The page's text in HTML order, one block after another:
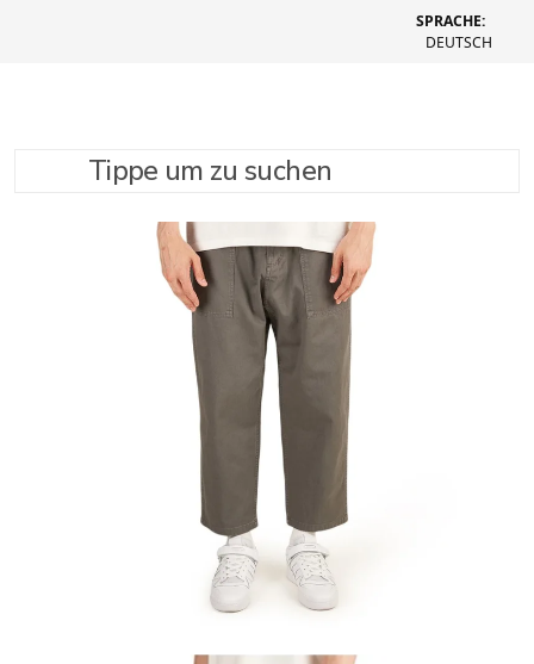
SPRACHE:
DEUTSCH
Tippe um zu suchen